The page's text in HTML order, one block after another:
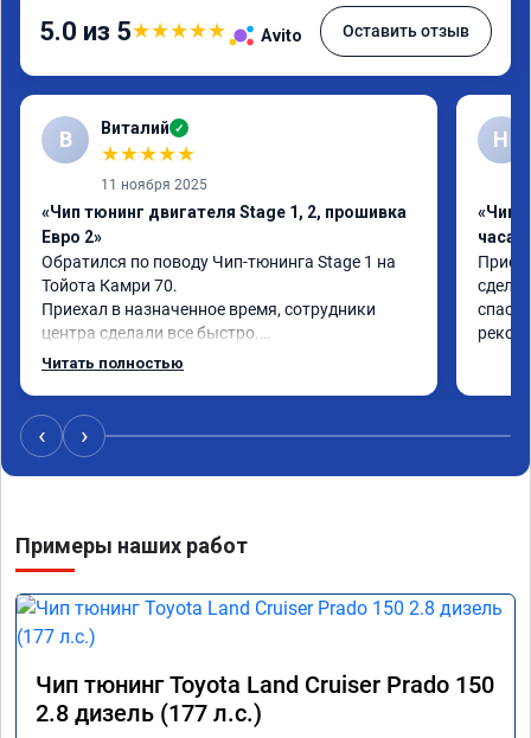
5.0 из 5★★★★★ Avito Оставить отзыв
В Виталий ✓
★★★★★
11 ноября 2025
«Чип тюнинг двигателя Stage 1, 2, прошивка
Евро 2»
Обратился по поводу Чип-тюнинга Stage 1 на
Тойота Камри 70.
Приехал в назначенное время, сотрудники
центра сделали все быстро.
Авто тестирую, пока всë устраивает.
Читать полностью
Н
«Чип
часа»
‹ ›
Примеры наших работ
Чип тюнинг Toyota Land Cruiser Prado 150
2.8 дизель (177 л.с.)